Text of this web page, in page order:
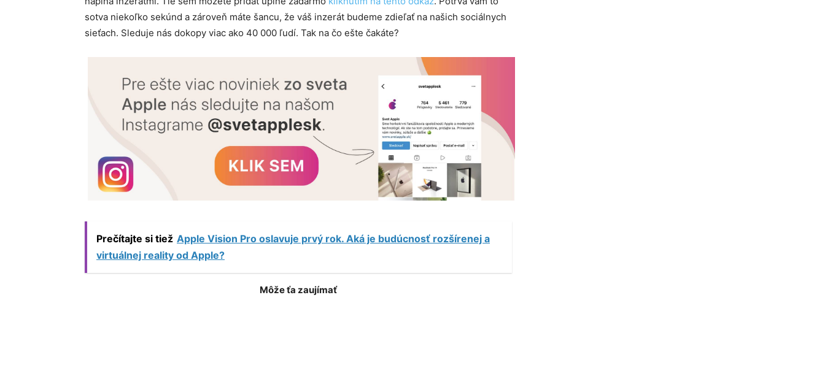
sotva niekoľko sekúnd a zároveň máte šancu, že váš inzerát budeme zdieľať na našich sociálnych
sieťach. Sleduje nás dokopy viac ako 40 000 ľudí. Tak na čo ešte čakáte?
Prečítajte si tiež Apple Vision Pro oslavuje prvý rok. Aká je budúcnosť rozšírenej a
virtuálnej reality od Apple?
Môže ťa zaujímať